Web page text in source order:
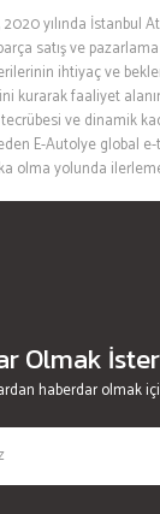
yılında İstanbul
satış ve
ihtiyaç ve
kurarak faaliyet
tecrübesi ve dinamik
E-Autolye global
olma yolunda
Olmak
haberdar olmak